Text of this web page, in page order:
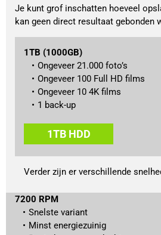
Je kunt grof inschatten hoeveel
kan geen direct resultaat gebonden
1TB (1000GB)
Ongeveer 21.000 foto’s
Ongeveer 100 Full HD films
Ongeveer 10 4K films
1 back-up
1TB HDD
Verder zijn er verschillende
7200 RPM
Snelste variant
Minst energiezuinig